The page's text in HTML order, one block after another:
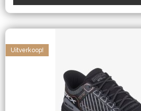
Uitverkoop!